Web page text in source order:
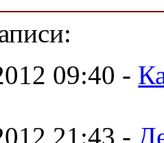
09:40 -
21:43 -